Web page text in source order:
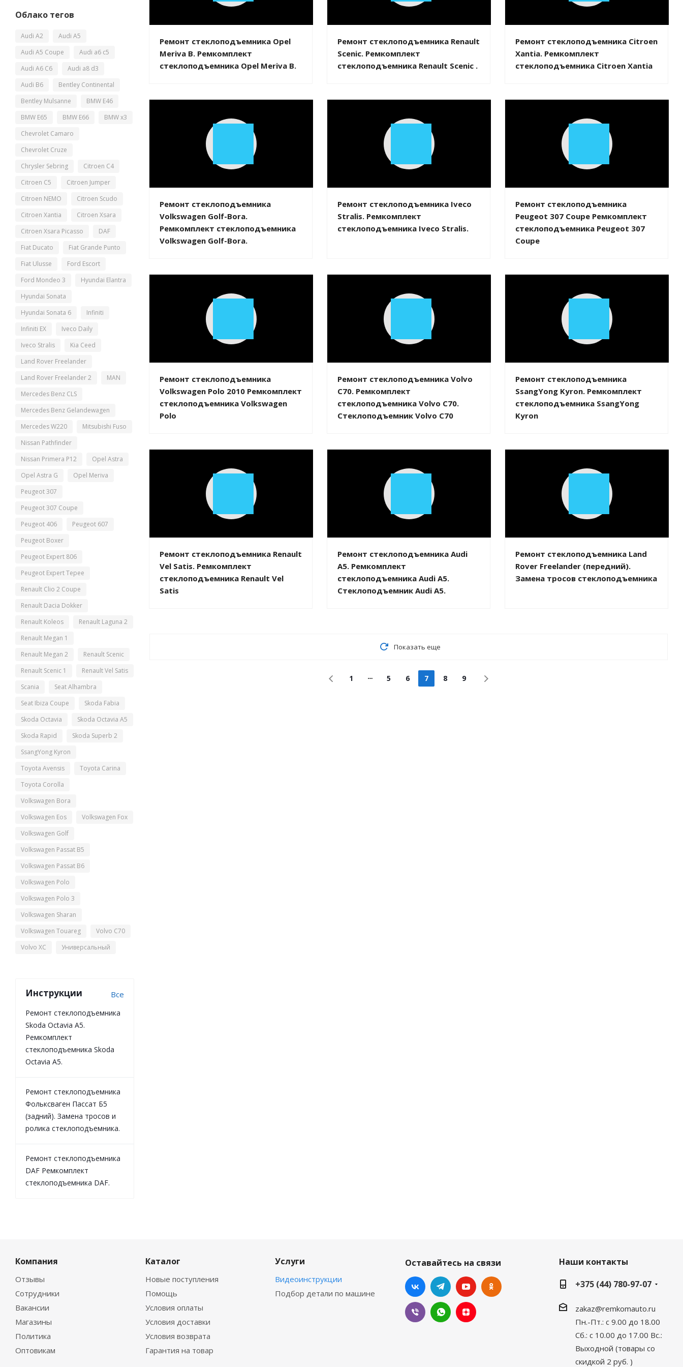
Облако тегов
Audi A2
Audi A5
Audi A5 Coupe
Audi a6 c5
Audi A6 C6
Audi a8 d3
Audi B6
Bentley Continental
Bentley Mulsanne
BMW E46
BMW E65
BMW E66
BMW x3
Chevrolet Camaro
Chevrolet Cruze
Chrysler Sebring
Citroen C4
Citroen C5
Citroen Jumper
Citroen NEMO
Citroen Scudo
Citroen Xantia
Citroen Xsara
Citroen Xsara Picasso
DAF
Fiat Ducato
Fiat Grande Punto
Fiat Ulusse
Ford Escort
Ford Mondeo 3
Hyundai Elantra
Hyundai Sonata
Hyundai Sonata 6
Infiniti
Infiniti EX
Iveco Daily
Iveco Stralis
Kia Ceed
Land Rover Freelander
Land Rover Freelander 2
MAN
Mercedes Benz CLS
Mercedes Benz Gelandewagen
Mercedes W220
Mitsubishi Fuso
Nissan Pathfinder
Nissan Primera P12
Opel Astra
Opel Astra G
Opel Meriva
Peugeot 307
Peugeot 307 Coupe
Peugeot 406
Peugeot 607
Peugeot Boxer
Peugeot Expert 806
Peugeot Expert Tepee
Renault Clio 2 Coupe
Renault Dacia Dokker
Renault Koleos
Renault Laguna 2
Renault Megan 1
Renault Megan 2
Renault Scenic
Renault Scenic 1
Renault Vel Satis
Scania
Seat Alhambra
Seat Ibiza Coupe
Skoda Fabia
Skoda Octavia
Skoda Octavia A5
Skoda Rapid
Skoda Superb 2
SsangYong Kyron
Toyota Avensis
Toyota Carina
Toyota Corolla
Volkswagen Bora
Volkswagen Eos
Volkswagen Fox
Volkswagen Golf
Volkswagen Passat B5
Volkswagen Passat B6
Volkswagen Polo
Volkswagen Polo 3
Volkswagen Sharan
Volkswagen Touareg
Volvo C70
Volvo XC
Универсальный
Инструкции Все
Ремонт стеклоподъемника
Skoda Octavia A5.
Ремкомплект
стеклоподъемника Skoda
Octavia A5.
Ремонт стеклоподъемника
Фольксваген Пассат Б5
(задний). Замена тросов и
ролика стеклоподъемника.
Ремонт стеклоподъемника
DAF Ремкомплект
стеклоподъемника DAF.
Ремонт стеклоподъемника Opel
Meriva B. Ремкомплект
стеклоподъемника Opel Meriva B.
Ремонт стеклоподъемника Renault
Scenic. Ремкомплект
стеклоподъемника Renault Scenic .
Ремонт стеклоподъемника Citroen
Xantia. Ремкомплект
стеклоподъемника Citroen Xantia
Play
Ремонт стеклоподъемника
Volkswagen Golf-Bora.
Ремкомплект стеклоподъемника
Volkswagen Golf-Bora.
Play
Ремонт стеклоподъемника Iveco
Stralis. Ремкомплект
стеклоподъемника Iveco Stralis.
Play
Ремонт стеклоподъемника
Peugeot 307 Coupe Ремкомплект
стеклоподъемника Peugeot 307
Coupe
Play
Ремонт стеклоподъемника
Volkswagen Polo 2010 Ремкомплект
стеклоподъемника Volkswagen
Polo
Play
Ремонт стеклоподъемника Volvo
C70. Ремкомплект
стеклоподъемника Volvo C70.
Стеклоподъемник Volvo C70
Play
Ремонт стеклоподъемника
SsangYong Kyron. Ремкомплект
стеклоподъемника SsangYong
Kyron
Play
Ремонт стеклоподъемника Renault
Vel Satis. Ремкомплект
стеклоподъемника Renault Vel
Satis
Play
Ремонт стеклоподъемника Audi
A5. Ремкомплект
стеклоподъемника Audi A5.
Стеклоподъемник Audi A5.
Play
Ремонт стеклоподъемника Land
Rover Freelander (передний).
Замена тросов стеклоподъемника
Показать еще
1 5 6 7 8 9
Компания
Отзывы
Сотрудники
Вакансии
Магазины
Политика
Оптовикам
Каталог
Новые поступления
Помощь
Условия оплаты
Условия доставки
Условия возврата
Гарантия на товар
Услуги
Видеоинструкции
Подбор детали по машине
Оставайтесь на связи
Наши контакты
+375 (44) 780-97-07
zakaz@remkomauto.ru
Пн.-Пт.: с 9.00 до 18.00
Сб.: с 10.00 до 17.00 Вс.:
Выходной (товары со
скидкой 2 руб. )